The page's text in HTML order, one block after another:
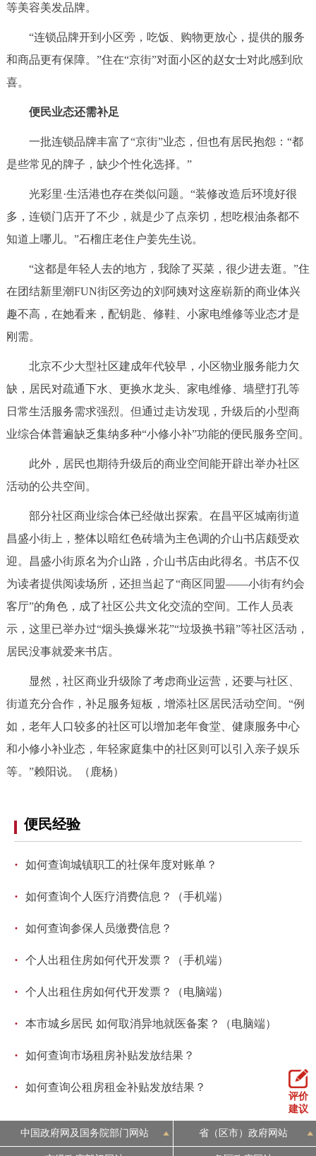
等美容美发品牌。
“连锁品牌开到小区旁，吃饭、购物更放心，提供的服务
和商品更有保障。”住在“京街”对面小区的赵女士对此感到欣
喜。
便民业态还需补足
一批连锁品牌丰富了“京街”业态，但也有居民抱怨：“都
是些常见的牌子，缺少个性化选择。”
光彩里·生活港也存在类似问题。“装修改造后环境好很
多，连锁门店开了不少，就是少了点亲切，想吃根油条都不
知道上哪儿。”石榴庄老住户姜先生说。
“这都是年轻人去的地方，我除了买菜，很少进去逛。”住
在团结新里潮FUN街区旁边的刘阿姨对这座崭新的商业体兴
趣不高，在她看来，配钥匙、修鞋、小家电维修等业态才是
刚需。
北京不少大型社区建成年代较早，小区物业服务能力欠
缺，居民对疏通下水、更换水龙头、家电维修、墙壁打孔等
日常生活服务需求强烈。但通过走访发现，升级后的小型商
业综合体普遍缺乏集纳多种“小修小补”功能的便民服务空间。
此外，居民也期待升级后的商业空间能开辟出举办社区
活动的公共空间。
部分社区商业综合体已经做出探索。在昌平区城南街道
昌盛小街上，整体以暗红色砖墙为主色调的介山书店颇受欢
迎。昌盛小街原名为介山路，介山书店由此得名。书店不仅
为读者提供阅读场所，还担当起了“商区同盟——小街有约会
客厅”的角色，成了社区公共文化交流的空间。工作人员表
示，这里已举办过“烟头换爆米花”“垃圾换书籍”等社区活动，
居民没事就爱来书店。
显然，社区商业升级除了考虑商业运营，还要与社区、
街道充分合作，补足服务短板，增添社区居民活动空间。“例
如，老年人口较多的社区可以增加老年食堂、健康服务中心
和小修小补业态，年轻家庭集中的社区则可以引入亲子娱乐
等。”赖阳说。（鹿杨）
便民经验
· 如何查询城镇职工的社保年度对账单？
· 如何查询个人医疗消费信息？（手机端）
· 如何查询参保人员缴费信息？
· 个人出租住房如何代开发票？（手机端）
· 个人出租住房如何代开发票？（电脑端）
· 本市城乡居民 如何取消异地就医备案？（电脑端）
· 如何查询市场租房补贴发放结果？
· 如何查询公租房租金补贴发放结果？
评价
建议
中国政府网及国务院部门网站 省（区市）政府网站